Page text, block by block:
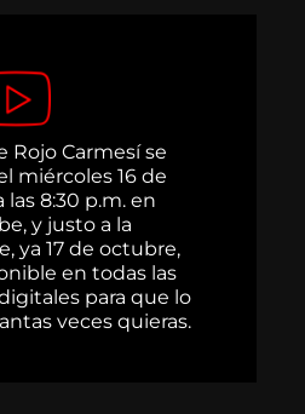
Rojo Carmesí se
miércoles 16 de
8:30 p.m. en
y justo a la
ya 17 de octubre,
en todas las
para que lo
veces quieras.